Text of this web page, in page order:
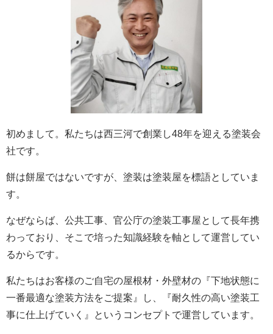
初めまして。私たちは西三河で創業し48年を迎える塗装会
社です。
餅は餅屋ではないですが、塗装は塗装屋を標語としていま
す。
なぜならば、公共工事、官公庁の塗装工事屋として長年携
わっており、そこで培った知識経験を軸として運営してい
るからです。
私たちはお客様のご自宅の屋根材・外壁材の『下地状態に
一番最適な塗装方法をご提案』し、『耐久性の高い塗装工
事に仕上げていく』というコンセプトで運営しています。